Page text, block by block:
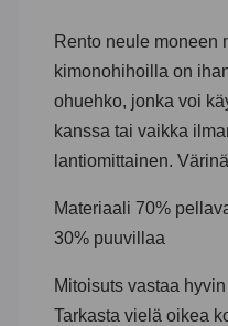
Rento neule moneen
kimonohihoilla on
ohuehko, jonka voi
kanssa tai vaikka
lantiomittainen.
Materiaali 70%
30% puuvillaa
Mitoisuts vastaa
Tarkasta vielä oikea